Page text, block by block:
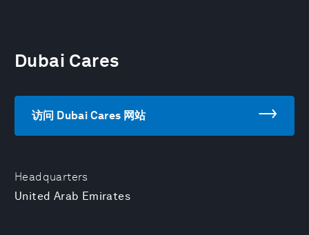
Headquarters
United Arab Emirates
Dubai Cares
访问 Dubai Cares 网站